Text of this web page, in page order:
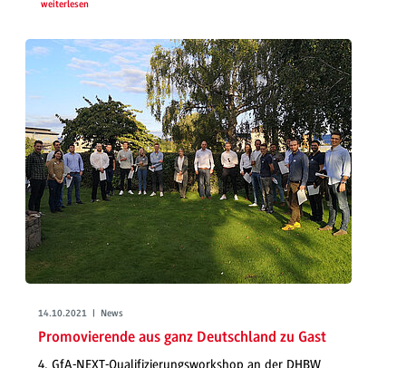
weiterlesen
14.10.2021 | News
Promovierende aus ganz Deutschland zu Gast
4. GfA-NEXT-Qualifizierungsworkshop an der DHBW